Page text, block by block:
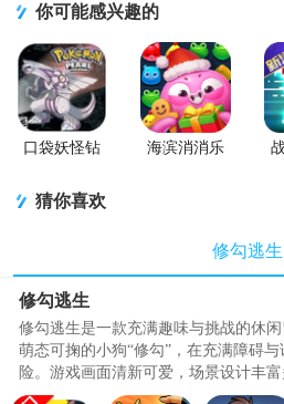
你可能感兴趣的
口袋妖怪钻
海滨消消乐
猜你喜欢
修勾逃生
修勾逃生
修勾逃生是一款充满趣味与挑战的休
萌态可掬的小狗“修勾”，在充满障碍
险。游戏画面清新可爱，场景设计丰
的工厂，每个关卡都暗藏玄..